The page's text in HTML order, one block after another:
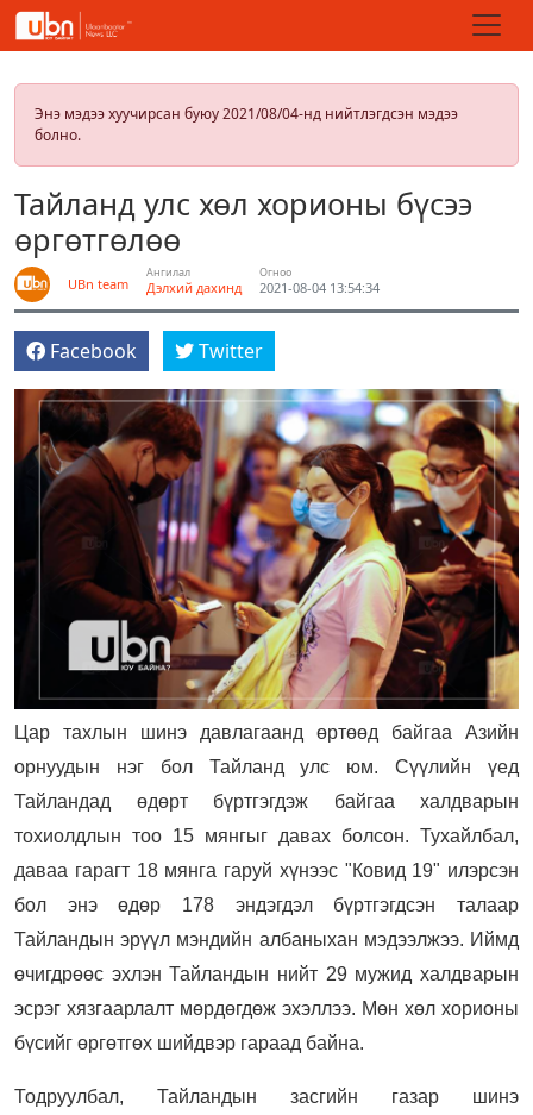
Энэ мэдээ хуучирсан буюу 2021/08/04-нд нийтлэгдсэн мэдээ
болно.
Тайланд улс хөл хорионы бүсээ
өргөтгөлөө
UBn team
Ангилал
Дэлхий дахинд
Огноо
2021-08-04 13:54:34
Facebook Twitter
Цар тахлын шинэ давлагаанд өртөөд байгаа Азийн
орнуудын нэг бол Тайланд улс юм. Сүүлийн үед
Тайландад өдөрт бүртгэгдэж байгаа халдварын
тохиолдлын тоо 15 мянгыг давах болсон. Тухайлбал,
даваа гарагт 18 мянга гаруй хүнээс "Ковид 19" илэрсэн
бол энэ өдөр 178 эндэгдэл бүртгэгдсэн талаар
Тайландын эрүүл мэндийн албаныхан мэдээлжээ. Иймд
өчигдрөөс эхлэн Тайландын нийт 29 мужид халдварын
эсрэг хязгаарлалт мөрдөгдөж эхэллээ. Мөн хөл хорионы
бүсийг өргөтгөх шийдвэр гараад байна.
Тодруулбал, Тайландын засгийн газар шинэ